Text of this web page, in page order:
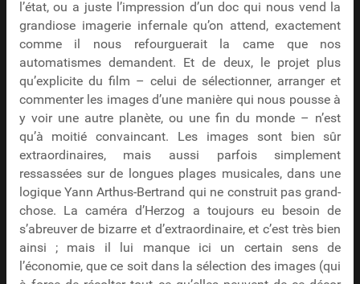
l’état, ou a juste l’impression d’un doc qui nous vend la
grandiose imagerie infernale qu’on attend, exactement
comme il nous refourguerait la came que nos
automatismes demandent. Et de deux, le projet plus
qu’explicite du film – celui de sélectionner, arranger et
commenter les images d’une manière qui nous pousse à
y voir une autre planète, ou une fin du monde – n’est
qu’à moitié convaincant. Les images sont bien sûr
extraordinaires, mais aussi parfois simplement
ressassées sur de longues plages musicales, dans une
logique Yann Arthus-Bertrand qui ne construit pas grand-
chose. La caméra d’Herzog a toujours eu besoin de
s’abreuver de bizarre et d’extraordinaire, et c’est très bien
ainsi ; mais il lui manque ici un certain sens de
l’économie, que ce soit dans la sélection des images (qui